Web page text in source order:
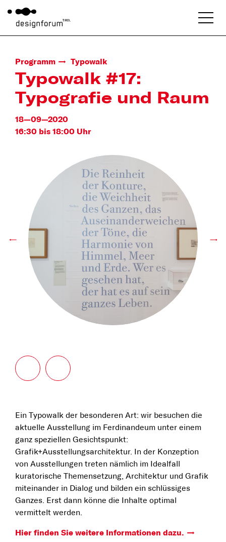
Programm Typowalk
Typowalk #17:
Typografie und Raum
18—09—2020
16:30 bis 18:00 Uhr
← →
Ein Typowalk der besonderen Art: wir besuchen die
aktuelle Ausstellung im Ferdinandeum unter einem
ganz speziellen Gesichtspunkt:
Grafik+Ausstellungsarchitektur. In der Konzeption
von Ausstellungen treten nämlich im Idealfall
kuratorische Themensetzung, Architektur und Grafik
miteinander in Dialog und bilden ein schlüssiges
Ganzes. Erst dann könne die Inhalte optimal
vermittelt werden.
Hier finden Sie weitere Informationen dazu.